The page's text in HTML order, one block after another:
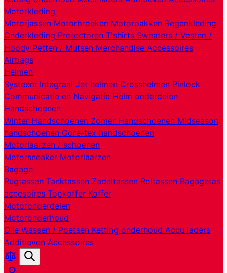
Motorkleding
Motorjassen Motorbroeken Motorpakken Regenkleding
Onderkleding Protectoren T'shirts Sweaters / Vesten /
Hoody Petten / Mutsen Merchandise Accessoires
Airbags
Helmen
Systeem Integraal Jet helmen Crosshelmen Pinlock
Communicatie en Navigatie Helm onderdelen
Handschoenen
Winter Handschoenen Zomer Handschoenen Midseason
handschoenen Gore-tex handschoenen
Motorlaarzen / schoenen
Motorsneaker Motorlaarzen
Bagage
Rugtassen Tanktassen Zadeltassen Roltassen Bagagetas
accesoires Topkoffer Koffer
Motoronderdelen
Motoronderhoud
Olie Wassen / Poetsen Ketting onderhoud Accu laders
Additieven Accessoires
Producten
vergelijken
Zoek